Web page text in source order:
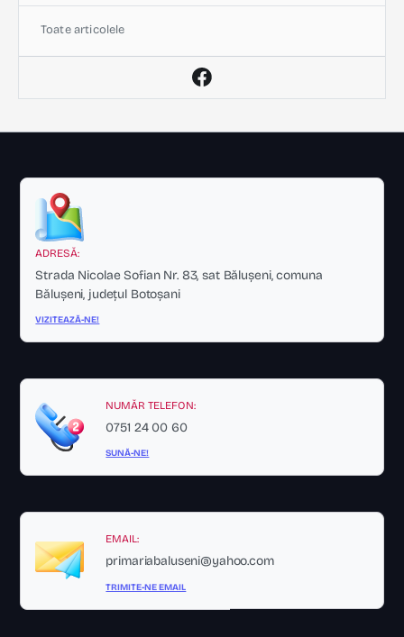
Toate articolele
ADRESĂ:
Strada Nicolae Sofian Nr. 83, sat Bălușeni, comuna
Bălușeni, județul Botoșani
VIZITEAZĂ-NE!
NUMĂR TELEFON:
0751 24 00 60
SUNĂ-NE!
EMAIL:
primariabaluseni@yahoo.com
TRIMITE-NE EMAIL